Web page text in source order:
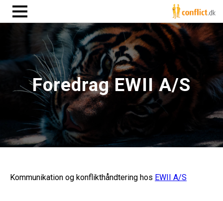
Foredrag EWII A/S
Kommunikation og konflikthåndtering hos EWII A/S